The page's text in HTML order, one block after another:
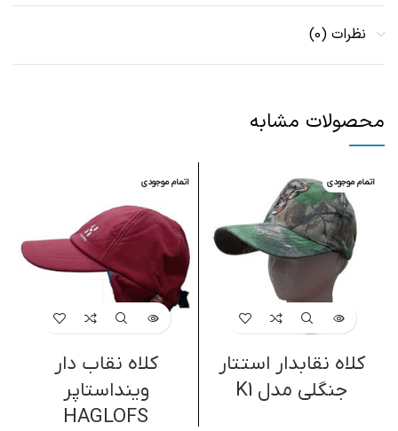
نظرات (0)
محصولات مشابه
اتمام موجودی
کلاه نقابدار استتار
جنگلی مدل K1
اتمام موجودی
کلاه نقاب دار
وینداستاپر
HAGLOFS